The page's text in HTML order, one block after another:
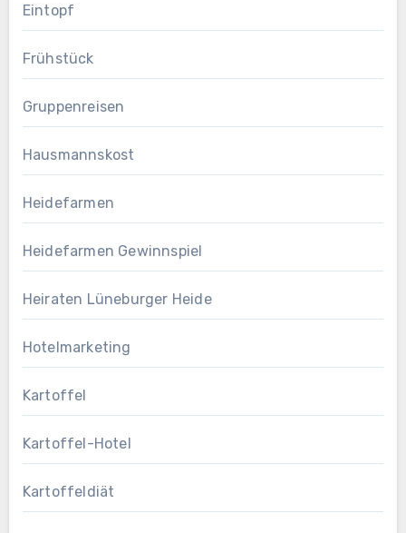
Eintopf
Frühstück
Gruppenreisen
Hausmannskost
Heidefarmen
Heidefarmen Gewinnspiel
Heiraten Lüneburger Heide
Hotelmarketing
Kartoffel
Kartoffel-Hotel
Kartoffeldiät